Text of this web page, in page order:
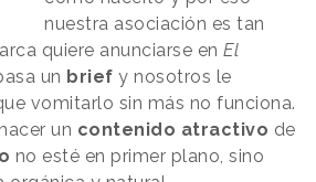
nuestra asociación es tan
quiere anunciarse en El
un brief y nosotros le
vomitarlo sin más no funciona.
un contenido atractivo de
no esté en primer plano, sino